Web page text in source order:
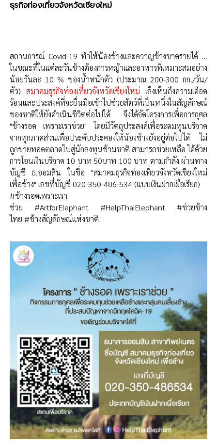
ธุรกิจ​ท่องเที่ยว​จังหวัด​เชียงใหม่​
สถานการณ์​ Covid-19​ ทำให้น้องช้างและควาญช้างขาดรายได้ ...
ในขณะที่​ในแต่ละวันช้างต้องการหญ้าและอาหารที่เหมาะสม​อย่าง
น้อยวันละ 10 % ของน้ำหนักตัว (ประมาณ​ 200-300 กก./วัน/
ตัว) สมาคม​ธุรกิจ​ท่องเที่ยว​จังหวัด​เชียงใหม่​ เล็งเห็น​ถึงความเดือด
ร้อน​และประสงค์​ที่จะยื่นมือเข้าไปช่วยสัตว์​ที่เป็​นหนึ่งในสัญลักษณ์​
ของชาติให้ยังดำเนินชีวิต​ต่อไปได้ จึงได้จัดโครงการ​เพื่อการกุศล​
"ช้างรอด เพราะ​เรา​ช่วย" โดยมีวัตถุประสงค์​เพื่อระดม​ทุนบริจาค
จากทุกภาคส่วนเพื่อประคับประคอง​ให้น้องช้างยังอยู่​ต่อไปได้ ไม่
ถูกขายทอดตลาด​ไปสู่นักลงทุนข้ามชาติ สามารถช่วยเหลือ ได้ด้วย
การโอนเงินบริจาค 10 บาท 50บาท 100 บาท ตามกำลัง ผ่านทาง
บัญชี ธ.ออมสิน ในชื่อ "สมาคมธุรกิจท่องเที่ยวจังหวัดเชียงใหม่
เพื่อช้าง" เลขที่บัญชี 020-350-486-534 (แบบเงินฝากเผื่อเรียก)
#ช้างรอดเพราะ​เรา
ช่วย #ArtforElephant #HelpThaiElephant
#ช่วยช้าง
ไทย #ช้างสัญลักษณ์​แห่ง​ชาติ